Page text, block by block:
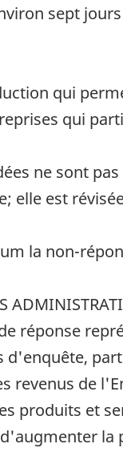
sept
qui
qui
ne sont
elle est
la non-
réponse
d'enquête,
revenus de
produits et
la